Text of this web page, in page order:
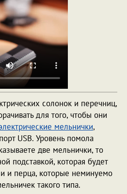
солонок и перечниц,
для того, чтобы они
мельнички,
USB. Уровень помола
две мельнички, то
подставкой, которая будет
и перца, которые неминуемо
такого типа.